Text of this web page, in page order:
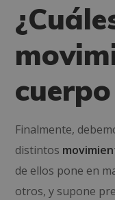
Finalmente,
distintos
de ellos pone en
otros, y supone